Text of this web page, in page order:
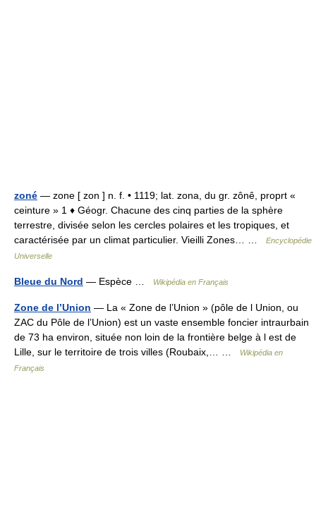
zoné — zone [ zon ] n. f. • 1119; lat. zona, du gr. zônê, proprt «
ceinture » 1 ♦ Géogr. Chacune des cinq parties de la sphère
terrestre, divisée selon les cercles polaires et les tropiques, et
caractérisée par un climat particulier. Vieilli Zones… …
Encyclopédie
Universelle
Bleue du Nord — Espèce … Wikipédia en Français
Zone de l’Union — La « Zone de l’Union » (pôle de l Union, ou
ZAC du Pôle de l’Union) est un vaste ensemble foncier intraurbain
de 73 ha environ, située non loin de la frontière belge à l est de
Lille, sur le territoire de trois villes (Roubaix,… …
Wikipédia en
Français